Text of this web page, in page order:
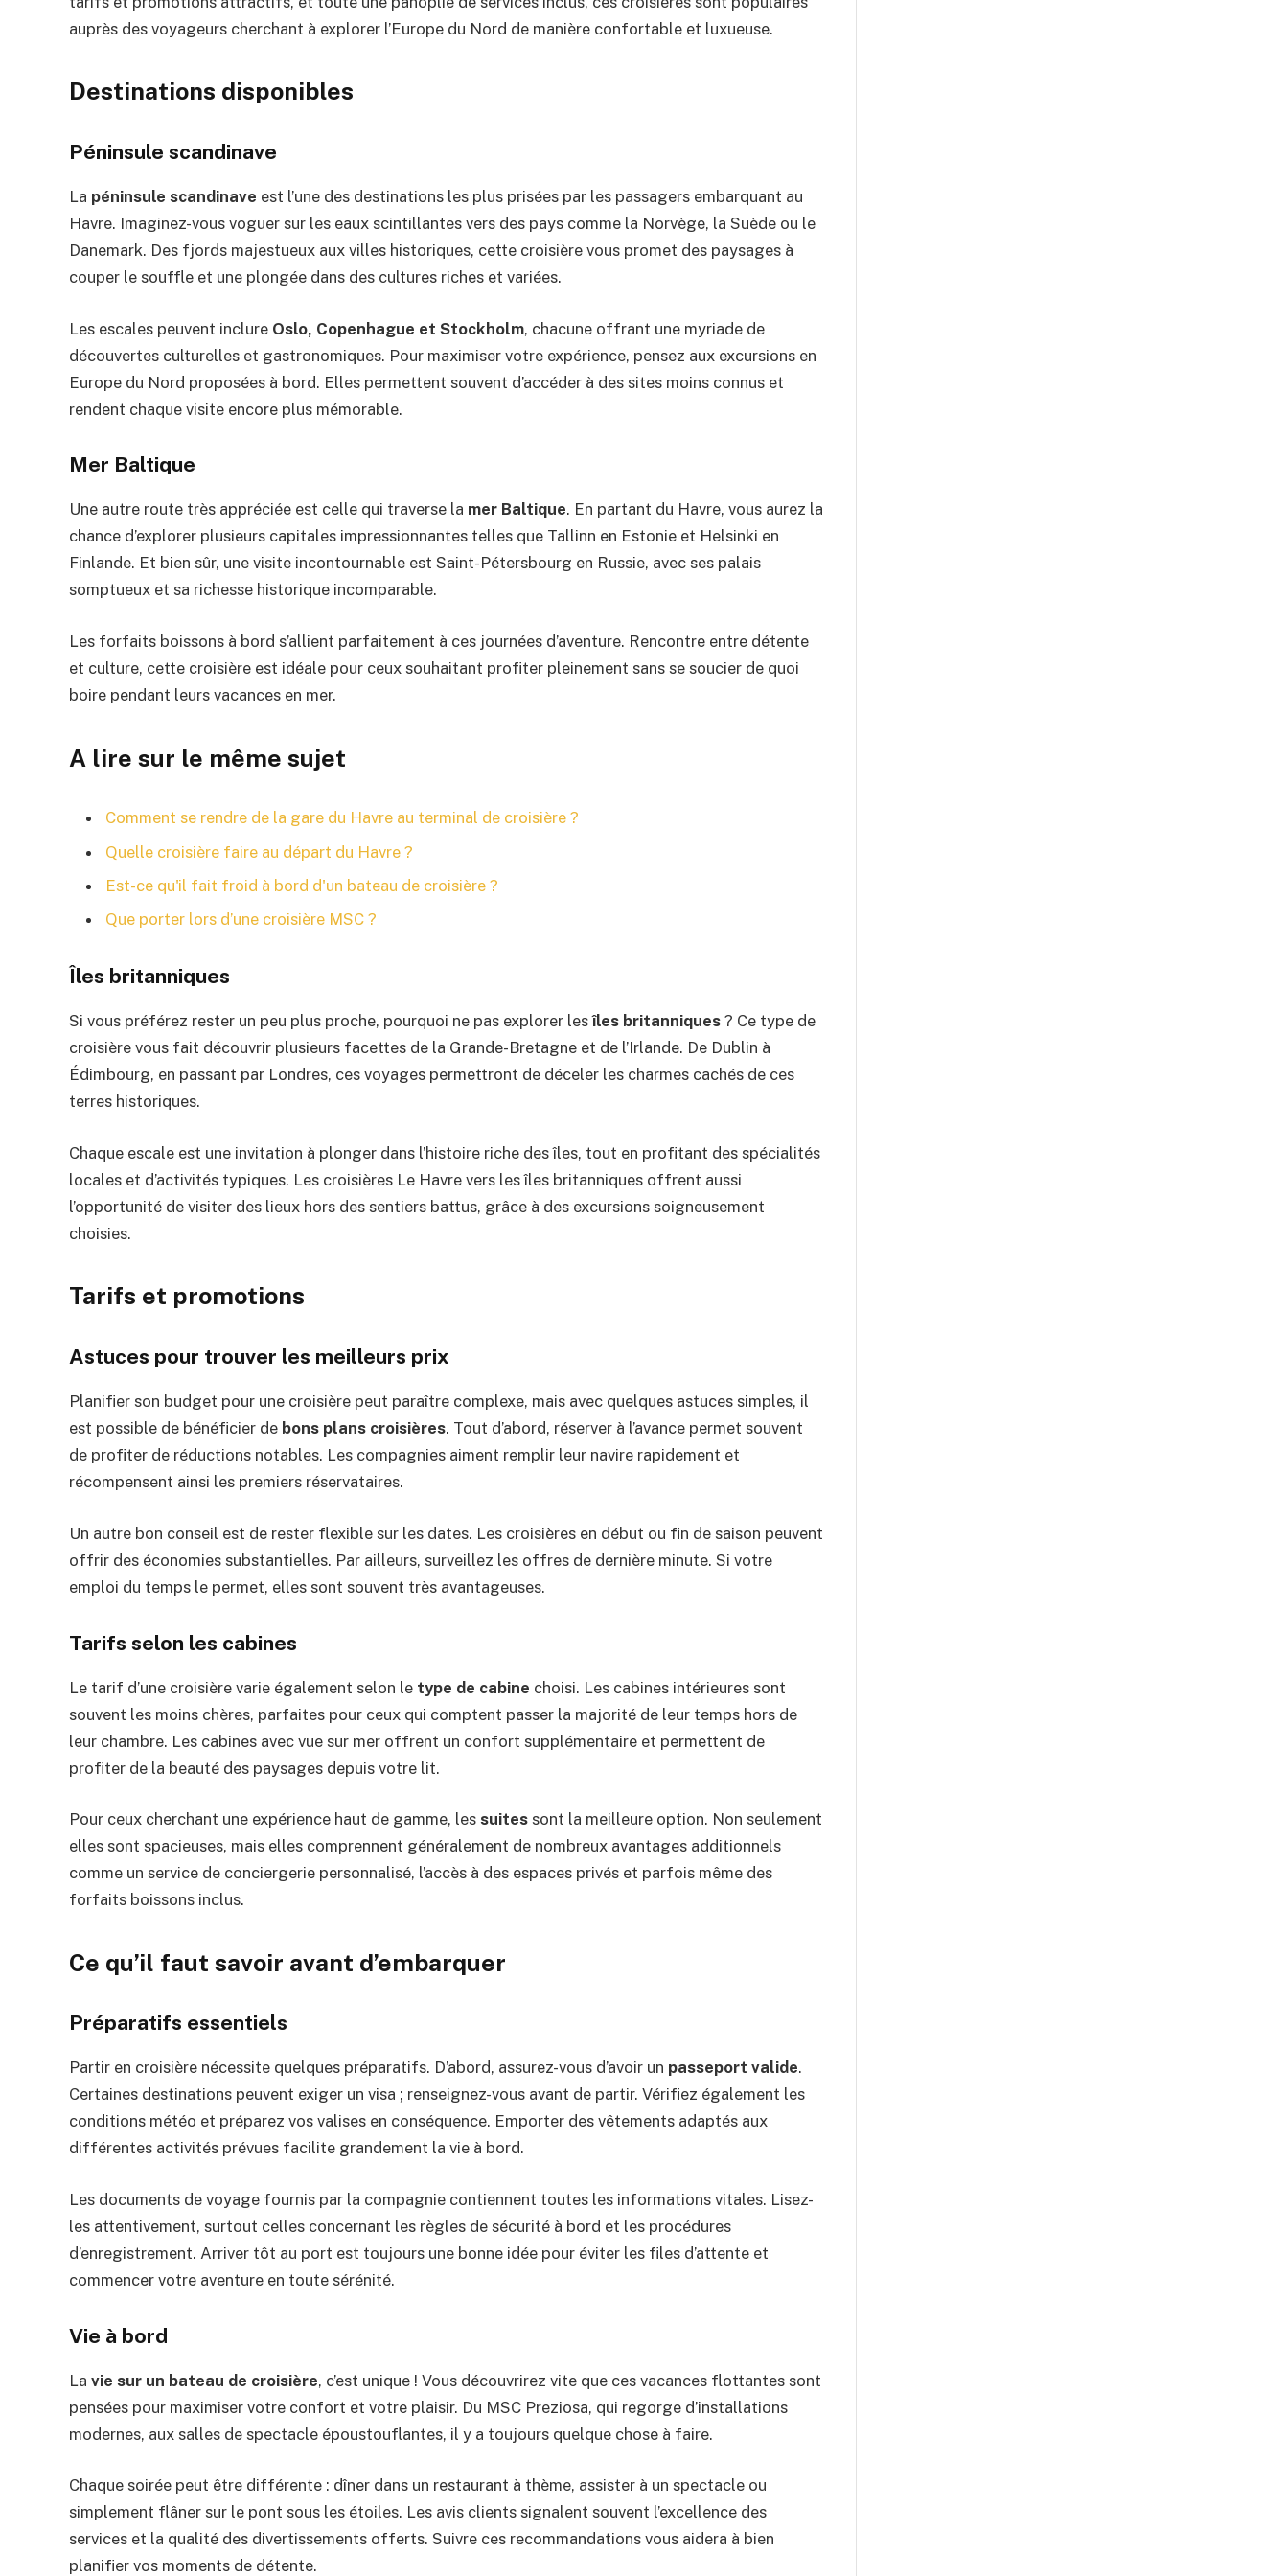
auprès des voyageurs cherchant à explorer l’Europe du Nord de manière confortable et luxueuse.
Destinations disponibles
Péninsule scandinave
La péninsule scandinave est l’une des destinations les plus prisées par les passagers embarquant au
Havre. Imaginez-vous voguer sur les eaux scintillantes vers des pays comme la Norvège, la Suède ou le
Danemark. Des fjords majestueux aux villes historiques, cette croisière vous promet des paysages à
couper le souffle et une plongée dans des cultures riches et variées.
Les escales peuvent inclure Oslo, Copenhague et Stockholm, chacune offrant une myriade de
découvertes culturelles et gastronomiques. Pour maximiser votre expérience, pensez aux excursions en
Europe du Nord proposées à bord. Elles permettent souvent d’accéder à des sites moins connus et
rendent chaque visite encore plus mémorable.
Mer Baltique
Une autre route très appréciée est celle qui traverse la mer Baltique. En partant du Havre, vous aurez la
chance d’explorer plusieurs capitales impressionnantes telles que Tallinn en Estonie et Helsinki en
Finlande. Et bien sûr, une visite incontournable est Saint-Pétersbourg en Russie, avec ses palais
somptueux et sa richesse historique incomparable.
Les forfaits boissons à bord s’allient parfaitement à ces journées d’aventure. Rencontre entre détente
et culture, cette croisière est idéale pour ceux souhaitant profiter pleinement sans se soucier de quoi
boire pendant leurs vacances en mer.
A lire sur le même sujet
Comment se rendre de la gare du Havre au terminal de croisière ?
Quelle croisière faire au départ du Havre ?
Est-ce qu'il fait froid à bord d'un bateau de croisière ?
Que porter lors d’une croisière MSC ?
Îles britanniques
Si vous préférez rester un peu plus proche, pourquoi ne pas explorer lesîles britanniques ? Ce type de
croisière vous fait découvrir plusieurs facettes de la Grande-Bretagne et de l’Irlande. De Dublin à
Édimbourg, en passant par Londres, ces voyages permettront de déceler les charmes cachés de ces
terres historiques.
Chaque escale est une invitation à plonger dans l’histoire riche des îles, tout en profitant des spécialités
locales et d’activités typiques. Les croisières Le Havre vers les îles britanniques offrent aussi
l’opportunité de visiter des lieux hors des sentiers battus, grâce à des excursions soigneusement
choisies.
Tarifs et promotions
Astuces pour trouver les meilleurs prix
Planifier son budget pour une croisière peut paraître complexe, mais avec quelques astuces simples, il
est possible de bénéficier de bons plans croisières. Tout d’abord, réserver à l’avance permet souvent
de profiter de réductions notables. Les compagnies aiment remplir leur navire rapidement et
récompensent ainsi les premiers réservataires.
Un autre bon conseil est de rester flexible sur les dates. Les croisières en début ou fin de saison peuvent
offrir des économies substantielles. Par ailleurs, surveillez les offres de dernière minute. Si votre
emploi du temps le permet, elles sont souvent très avantageuses.
Tarifs selon les cabines
Le tarif d’une croisière varie également selon le type de cabine choisi. Les cabines intérieures sont
souvent les moins chères, parfaites pour ceux qui comptent passer la majorité de leur temps hors de
leur chambre. Les cabines avec vue sur mer offrent un confort supplémentaire et permettent de
profiter de la beauté des paysages depuis votre lit.
Pour ceux cherchant une expérience haut de gamme, les suites sont la meilleure option. Non seulement
elles sont spacieuses, mais elles comprennent généralement de nombreux avantages additionnels
comme un service de conciergerie personnalisé, l’accès à des espaces privés et parfois même des
forfaits boissons inclus.
Ce qu’il faut savoir avant d’embarquer
Préparatifs essentiels
Partir en croisière nécessite quelques préparatifs. D’abord, assurez-vous d’avoir un passeport valide.
Certaines destinations peuvent exiger un visa ; renseignez-vous avant de partir. Vérifiez également les
conditions météo et préparez vos valises en conséquence. Emporter des vêtements adaptés aux
différentes activités prévues facilite grandement la vie à bord.
Les documents de voyage fournis par la compagnie contiennent toutes les informations vitales. Lisez-
les attentivement, surtout celles concernant les règles de sécurité à bord et les procédures
d’enregistrement. Arriver tôt au port est toujours une bonne idée pour éviter les files d’attente et
commencer votre aventure en toute sérénité.
Vie à bord
La vie sur un bateau de croisière, c’est unique ! Vous découvrirez vite que ces vacances flottantes sont
pensées pour maximiser votre confort et votre plaisir. Du MSC Preziosa, qui regorge d’installations
modernes, aux salles de spectacle époustouflantes, il y a toujours quelque chose à faire.
Chaque soirée peut être différente : dîner dans un restaurant à thème, assister à un spectacle ou
simplement flâner sur le pont sous les étoiles. Les avis clients signalent souvent l’excellence des
services et la qualité des divertissements offerts. Suivre ces recommandations vous aidera à bien
planifier vos moments de détente.